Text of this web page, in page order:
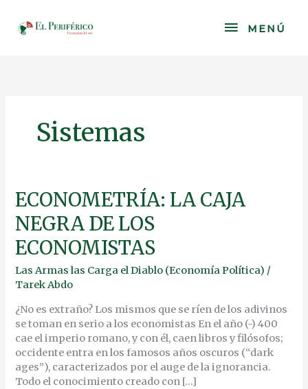
content
MENÚ
MENÚ
Sistemas
ECONOMETRÍA: LA CAJA
NEGRA DE LOS
ECONOMISTAS
Las Armas las Carga el Diablo (Economía Política) /
Tarek Abdo
¿No es extraño? Los mismos que se ríen de los adivinos
se toman en serio a los economistas En el año (-) 400
cae el imperio romano, y con él, caen libros y filósofos;
occidente entra en los famosos años oscuros (“dark
ages”), caracterizados por el auge de la ignorancia.
Todo el conocimiento creado con […]
ECONOMETRÍA:
LA
CAJA
NEGRA
DE
LOS
ECONOMISTAS